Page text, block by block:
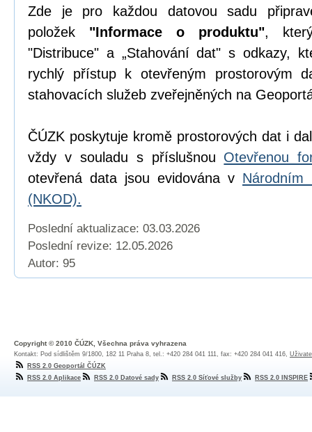
Zde je pro každou datovou sadu
položek "Informace o produktu",
"Distribuce" a „Stahování dat" s odkazy,
rychlý přístup k otevřeným prostorovým
stahovacích služeb zveřejněných na
ČÚZK poskytuje kromě prostorových dat i
vždy v souladu s příslušnou Otevřenou
otevřená data jsou evidována v Národním
(NKOD).
Poslední aktualizace: 03.03.2026
Poslední revize: 12.05.2026
Autor: 95
Copyright © 2010 ČÚZK, Všechna práva vyhrazena
Kontakt: Pod sídlištěm 9/1800, 182 11 Praha 8, tel.: +420 284 041 111, fax: +420 284 041 416,
RSS 2.0 Geoportál ČÚZK
RSS 2.0 Aplikace
RSS 2.0 Datové sady RSS 2.0 Síťové služby RSS 2.0 INSPIRE